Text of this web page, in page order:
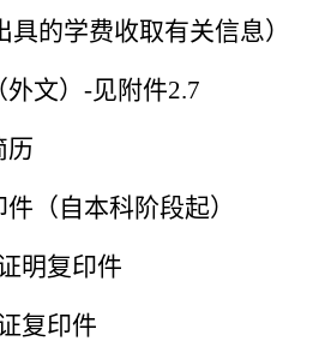
的学费收取有关信息）
文） -见附件2.7
历
（自本科阶段起）
明复印件
复印件